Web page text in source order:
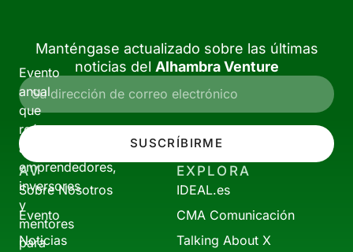
Evento
anual
que
reúne
a
emprendedores,
inversores
y
mentores
para
Manténgase actualizado sobre las últimas
noticias del Alhambra Venture
SUSCRÍBIRME
AV
Sobre Nosotros
Evento
Noticias
EXPLORA
IDEAL.es
CMA Comunicación
Talking About X